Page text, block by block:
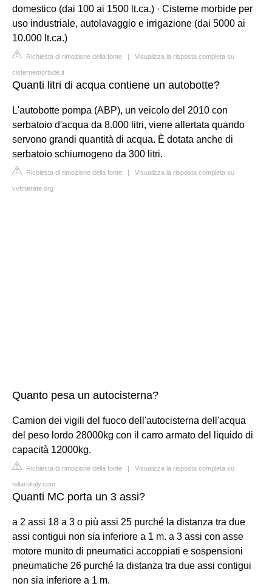
domestico (dai 100 ai 1500 lt.ca.) · Cisterne morbide per
uso industriale, autolavaggio e irrigazione (dai 5000 ai
10.000 lt.ca.)
Richiesta di rimozione della fonte | Visualizza la risposta completa su
cisternemorbide.it
Quanti litri di acqua contiene un autobotte?
L'autobotte pompa (ABP), un veicolo del 2010 con
serbatoio d'acqua da 8.000 litri, viene allertata quando
servono grandi quantità di acqua. È dotata anche di
serbatoio schiumogeno da 300 litri.
Richiesta di rimozione della fonte | Visualizza la risposta completa su
vvfmerate.org
Quanto pesa un autocisterna?
Camion dei vigili del fuoco dell'autocisterna dell'acqua
del peso lordo 28000kg con il carro armato del liquido di
capacità 12000kg.
Richiesta di rimozione della fonte | Visualizza la risposta completa su
tellaroitaly.com
Quanti MC porta un 3 assi?
a 2 assi 18 a 3 o più assi 25 purché la distanza tra due
assi contigui non sia inferiore a 1 m. a 3 assi con asse
motore munito di pneumatici accoppiati e sospensioni
pneumatiche 26 purché la distanza tra due assi contigui
non sia inferiore a 1 m.